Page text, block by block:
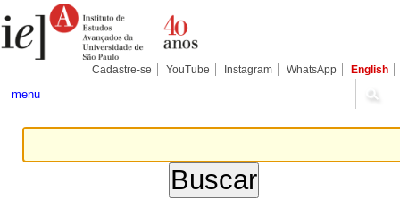
para
conteúdo.
Pessoais
Cadastre-se YouTube Instagram WhatsApp English
menu